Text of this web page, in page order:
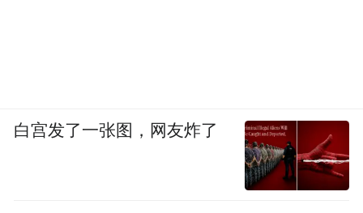
白宫发了一张图，网友炸了